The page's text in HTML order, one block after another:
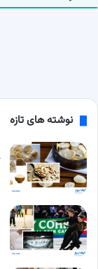
نوشته های تازه